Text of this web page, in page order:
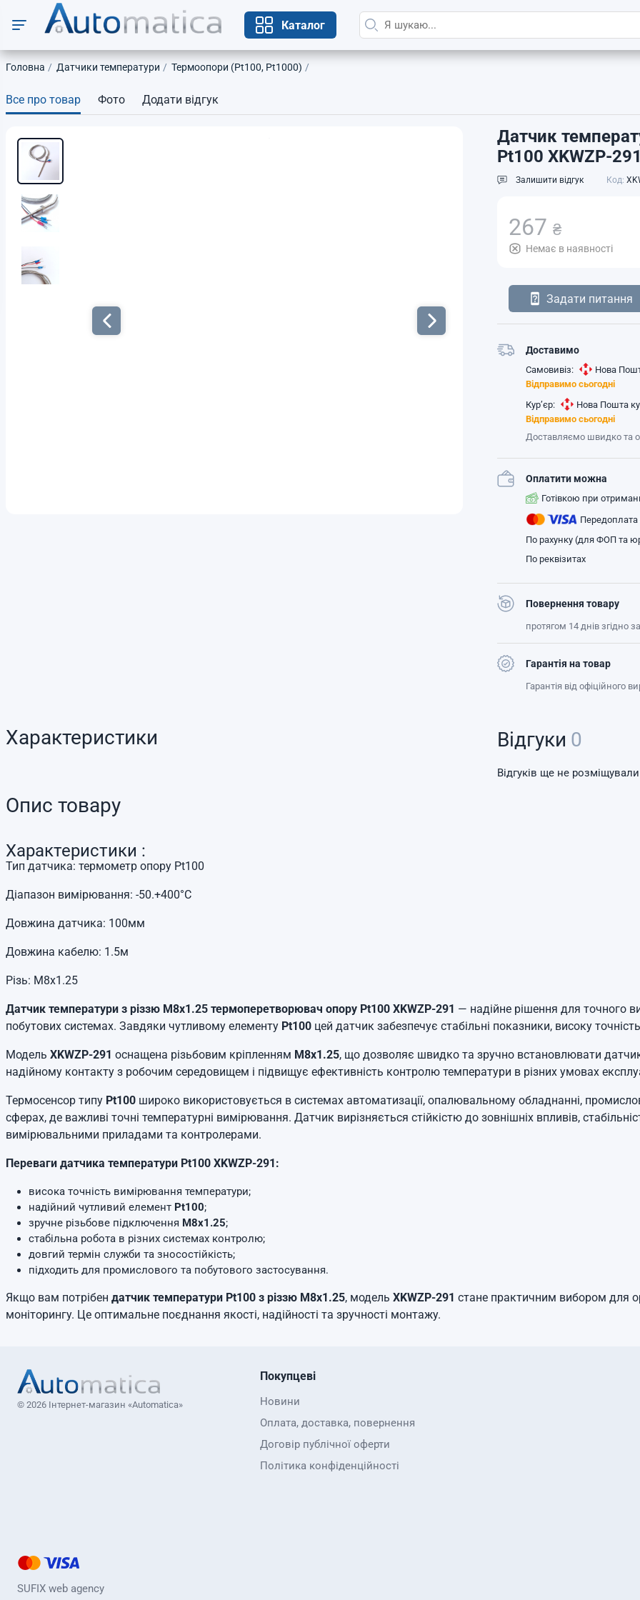
Каталог
Головна Датчики температури Термоопори (Pt100, Pt1000)
Все про товар Фото Додати відгук
Датчик
Pt100 XKWZP-291
Залишити відгук Код:
267 ₴
Немає в наявності
Задати питання
Доставимо
Самовивіз:
Нова
Відправимо сьогодні
Кур’єр:
Нова Пошта
Відправимо сьогодні
Доставляємо швидко та
Оплатити можна
Готівкою при
По рахунку (для ФОП та
По реквізитах
Повернення товару
протягом 14 днів згідно
Гарантія на товар
Гарантія від офіційного
Характеристики Відгуки 0
Відгуків ще не розміщували
Опис товару
Характеристики :
Тип датчика: термометр опору Pt100
Діапазон вимірювання: -50.+400°C
Довжина датчика: 100мм
Довжина кабелю: 1.5м
Різь: М8х1.25
Датчик температури з різзю М8х1.25 термоперетворювач опору Pt100 XKWZP-291 — надійне рішення для точного
побутових системах. Завдяки чутливому елементу Pt100 цей датчик забезпечує стабільні показники, високу точність
Модель XKWZP-291 оснащена різьбовим кріпленням М8х1.25, що дозволяє швидко та зручно встановлювати датчик
надійному контакту з робочим середовищем і підвищує ефективність контролю температури в різних умовах
Термосенсор типу Pt100 широко використовується в системах автоматизації, опалювальному обладнанні,
сферах, де важливі точні температурні вимірювання. Датчик вирізняється стійкістю до зовнішніх впливів,
вимірювальними приладами та контролерами.
Переваги датчика температури Pt100 XKWZP-291:
висока точність вимірювання температури;
надійний чутливий елемент Pt100;
зручне різьбове підключення М8х1.25;
стабільна робота в різних системах контролю;
довгий термін служби та зносостійкість;
підходить для промислового та побутового застосування.
Якщо вам потрібен датчик температури Pt100 з різзю М8х1.25, модель XKWZP-291 стане практичним вибором для
моніторингу. Це оптимальне поєднання якості, надійності та зручності монтажу.
Покупцеві
Новини
Оплата, доставка, повернення
Договір публічної оферти
Політика конфіденційності
© 2026 Інтернет-магазин «Automatica»
SUFIX web agency